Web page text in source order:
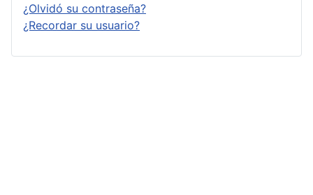
¿Olvidó su contraseña?
¿Recordar su usuario?